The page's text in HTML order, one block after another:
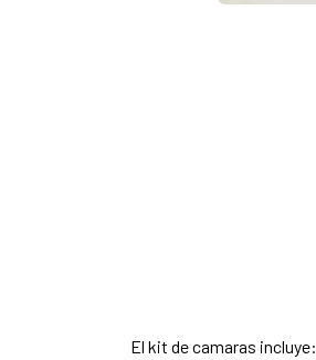
El kit de camaras incluye: